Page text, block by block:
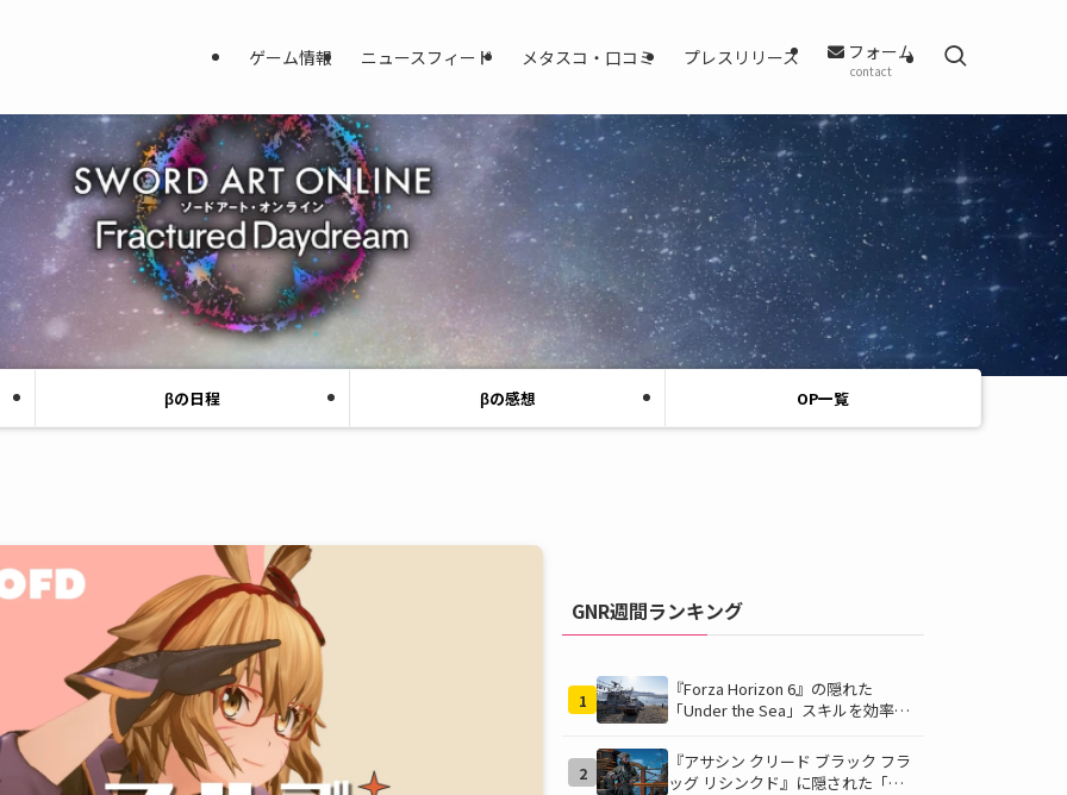
ゲーム情報 ニュースフィード メタスコ・口コミ プレスリリース フォーム
contact
βの日程 βの感想 OP一覧
GNR週間ランキング
1
『Forza Horizon 6』の隠れた
「Under the Sea」スキルを効率的
の鍵は伊東の海藻養殖場にあり！
2
『アサシン クリード ブラック フラ
ッグ リシンクド』に隠された「黒